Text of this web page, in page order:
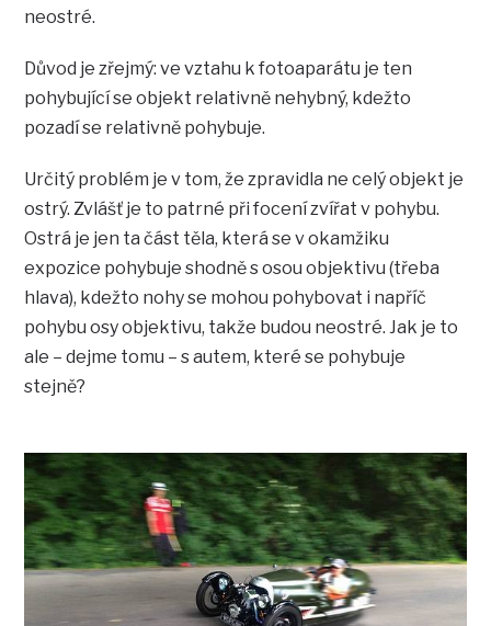
neostré.
Důvod je zřejmý: ve vztahu k fotoaparátu je ten
pohybující se objekt relativně nehybný, kdežto
pozadí se relativně pohybuje.
Určitý problém je v tom, že zpravidla ne celý objekt je
ostrý. Zvlášť je to patrné při focení zvířat v pohybu.
Ostrá je jen ta část těla, která se v okamžiku
expozice pohybuje shodně s osou objektivu (třeba
hlava), kdežto nohy se mohou pohybovat i napříč
pohybu osy objektivu, takže budou neostré. Jak je to
ale – dejme tomu – s autem, které se pohybuje
stejně?